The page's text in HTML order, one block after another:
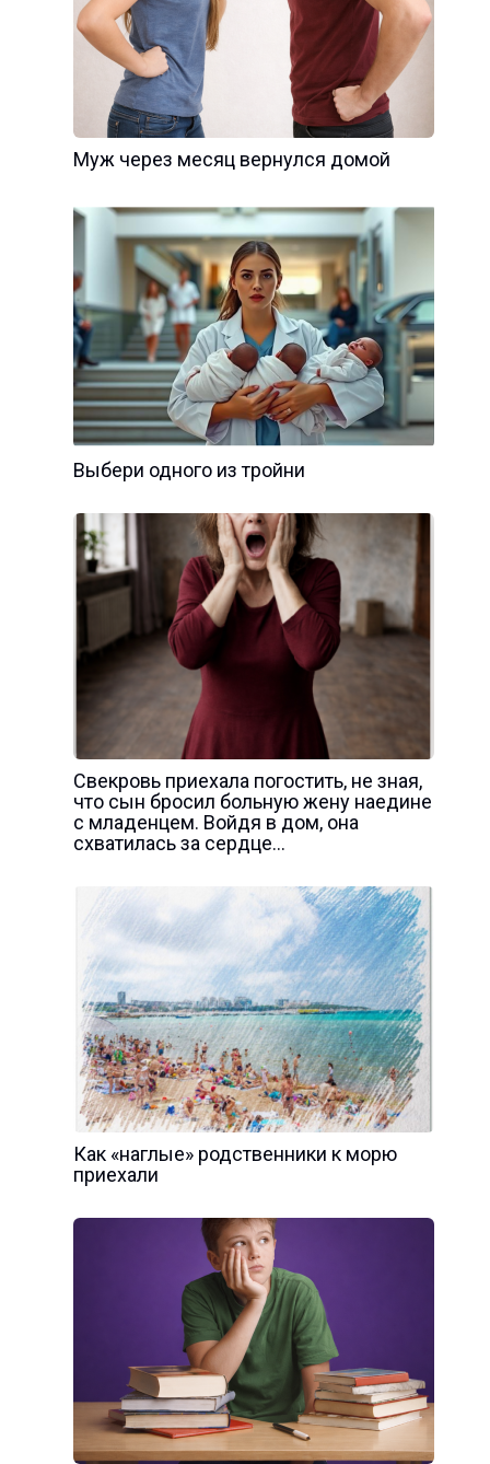
Муж через месяц вернулся домой
Выбери одного из тройни
Свекровь приехала погостить, не зная,
что сын бросил больную жену наедине
с младенцем. Войдя в дом, она
схватилась за сердце…
Как «наглые» родственники к морю
приехали